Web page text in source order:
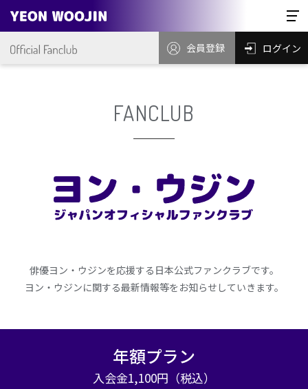
会員登録 ログイン
FANCLUB
俳優ヨン・ウジンを応援する日本公式ファンクラブです。
ヨン・ウジンに関する最新情報等をお知らせしていきます。
年額プラン
入会金1,100円（税込）